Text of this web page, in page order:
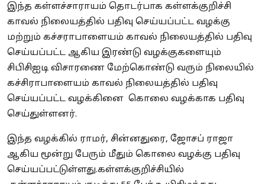
இந்த கள்ளச்சாராயம் தொடர்பாக கள்ளக்குறிச்சி
காவல் நிலையத்தில் பதிவு செய்யப்பட்ட வழக்கு
மற்றும் கச்சராபாளையம் காவல் நிலையத்தில் பதிவு
செய்யப்பட்ட ஆகிய இரண்டு வழக்குகளையும்
சிபிசிஐடி விசாரணை மேற்கொண்டு வரும் நிலையில்
கச்சிராபாளையம் காவல் நிலையத்தில் பதிவு
செய்யப்பட்ட வழக்கினை கொலை வழக்காக பதிவு
செய்துள்ளனர்.
இந்த வழக்கில் ராமர், சின்னதுரை, ஜோசப் ராஜா
ஆகிய மூன்று பேரும் மீதும் கொலை வழக்கு பதிவு
செய்யப்பட்டுள்ளது.கள்ளக்குறிச்சியில்